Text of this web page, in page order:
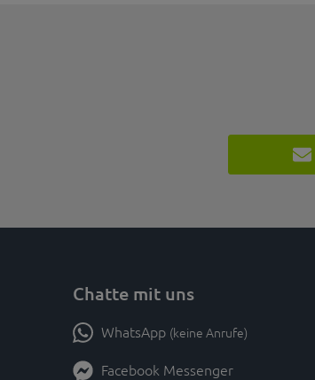
Chatte mit uns
WhatsApp (keine Anrufe)
Facebook Messenger